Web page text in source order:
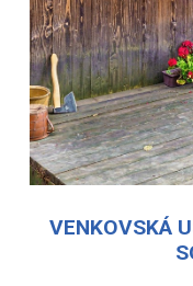
VENKOVSKÁ